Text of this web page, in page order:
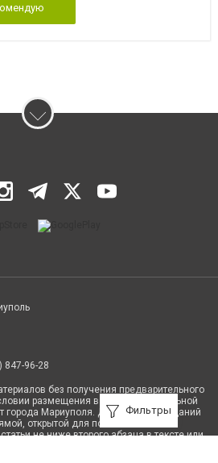
Фильтры
847-96-28
без получения предварительного
размещения в тексте обязательной
города Мариуполя. Для интернет-изданий
открытой для поисковых систем
не ниже второго абзаца в тексте или